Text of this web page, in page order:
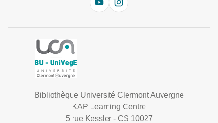
Bibliothèque Université Clermont Auvergne
KAP Learning Centre
5 rue Kessler - CS 10027